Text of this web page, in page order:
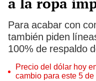
Para acabar con
también piden
100% de respaldo
Precio del dólar hoy
cambio para este 5